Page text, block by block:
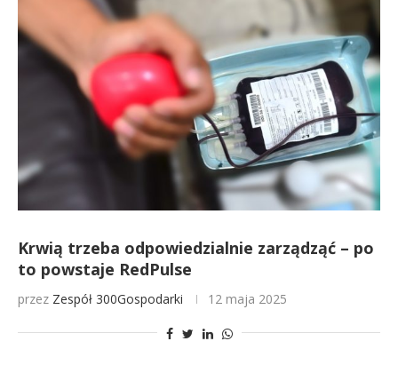
Krwią trzeba odpowiedzialnie zarządząć – po
to powstaje RedPulse
przez Zespół 300Gospodarki 12 maja 2025